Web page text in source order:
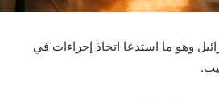
وهو ما استدعا اتخاذ إجراءات في